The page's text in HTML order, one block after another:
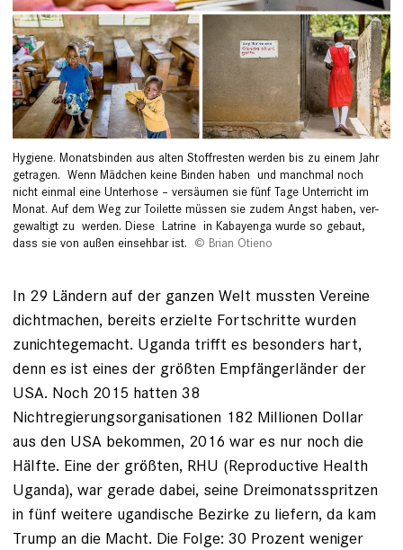
Hygiene. Monats­binden aus alten Stoffresten werden bis zu einem Jahr
getragen. Wenn Mädchen keine Binden haben ­ und manchmal noch
nicht einmal eine Unterhose – versäumen sie fünf Tage Unterricht im
Monat. Auf dem Weg zur Toilette müssen sie zudem Angst haben, ver­
gewaltigt zu werden. Diese Latrine in Kabayenga wurde so gebaut,
dass sie von außen einsehbar ist.
Brian Otieno
In 29 Ländern auf der ganzen Welt mussten Vereine
dichtmachen, bereits erzielte Fortschritte wurden
zunichtegemacht. Uganda trifft es besonders hart,
denn es ist eines der größten Empfängerländer der
USA. Noch 2015 hatten 38
Nichtregierungsorganisationen 182 Millionen Dollar
aus den USA bekommen, 2016 war es nur noch die
Hälfte. Eine der größten, RHU ­(Reproductive Health
Uganda), war gerade dabei, seine Dreimonatsspritzen
in fünf weitere ugandische Bezirke zu liefern, da kam
Trump an die Macht. Die Folge: 30 Prozent weniger